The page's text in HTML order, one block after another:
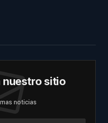
nuestro sitio
noticias